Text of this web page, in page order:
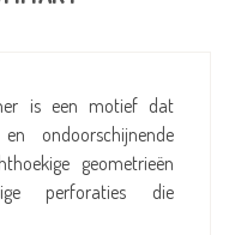
is een motief dat
ondoorschijnende
geometrieën
perforaties die